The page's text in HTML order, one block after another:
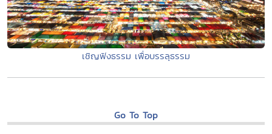
เชิญฟังธรรม เพื่อบรรลุธรรม
Go To Top